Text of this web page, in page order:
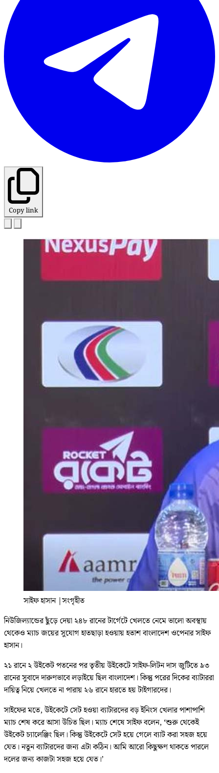
Copy link
সাইফ হাসান |সংগৃহীত
নিউজিল্যান্ডের ছুঁড়ে দেয়া ২৪৮ রানের টার্গেটে খেলতে নেমে ভালো অবস্থায়
থেকেও ম্যাচ জয়ের সুযোগ হাতছাড়া হওয়ায় হতাশ বাংলাদেশ ওপেনার সাইফ
হাসান।
২১ রানে ২ উইকেট পতনের পর তৃতীয় উইকেটে সাইফ-লিটন দাস জুটিতে ৯৩
রানের সুবাদে দারুণভাবে লড়াইয়ে ছিল বাংলাদেশ। কিন্তু পরের দিকের ব্যাটাররা
দায়িত্ব নিয়ে খেলতে না পারায় ২৬ রানে হারতে হয় টাইগারদের।
সাইফের মতে, উইকেটে সেট হওয়া ব্যাটারদের বড় ইনিংস খেলার পাশাপাশি
ম্যাচ শেষ করে আসা উচিত ছিল। ম্যাচ শেষে সাইফ বলেন, ‘শুরু থেকেই
উইকেট চ্যালেঞ্জিং ছিল। কিন্তু উইকেটে সেট হয়ে গেলে ব্যাট করা সহজ হয়ে
যেত। নতুন ব্যাটারদের জন্য এটা কঠিন। আমি আরো কিছুক্ষণ থাকতে পারলে
দলের জন্য কাজটা সহজ হয়ে যেত।’